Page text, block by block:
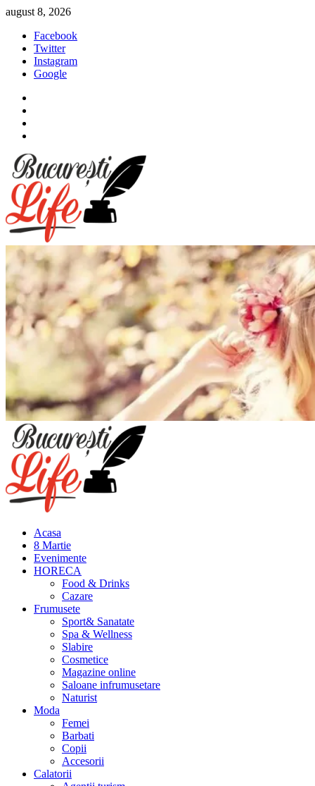
Sari
conținut
august 8, 2026
Facebook
Twitter
Instagram
Google
Meniu
principal
Acasa
8 Martie
Evenimente
HORECA
Food & Drinks
Cazare
Frumusete
Sport& Sanatate
Spa & Wellness
Slabire
Cosmetice
Magazine online
Saloane infrumusetare
Naturist
Moda
Femei
Barbati
Copii
Accesorii
Calatorii